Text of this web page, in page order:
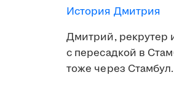
История Дмитрия
Дмитрий, рекрутер
с пересадкой в
тоже через Стамбул.